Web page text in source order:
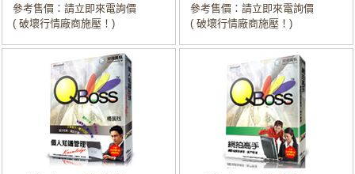
參考售價：請立即來電詢價
( 破壞行情廠商施壓！)
參考售價：請立即來電詢價
( 破壞行情廠商施壓！)